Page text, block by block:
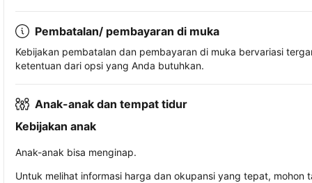
Pembatalan/ pembayaran di muka
Kebijakan pembatalan dan pembayaran di muka bervariasi
ketentuan dari opsi yang Anda butuhkan.
Anak-anak dan tempat tidur
Kebijakan anak
Anak-anak bisa menginap.
Untuk melihat informasi harga dan okupansi yang tepat,